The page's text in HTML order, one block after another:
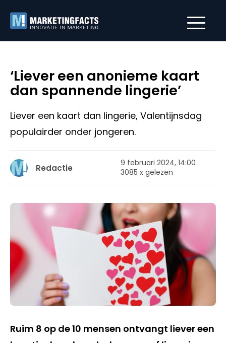
‘Liever een anonieme kaart
dan spannende lingerie’
Liever een kaart dan lingerie, Valentijnsdag
populairder onder jongeren.
Redactie
9 februari 2024, 14:00
3085 x gelezen
Ruim 8 op de 10 mensen ontvangt liever een